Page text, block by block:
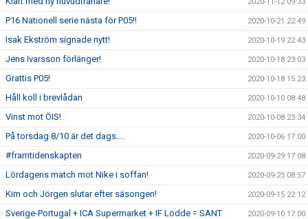
P16 Nationell serie nästa för P05!! 2020-10-21 22:49
Isak Ekström signade nytt! 2020-10-19 22:43
Jens Ivarsson förlänger! 2020-10-18 23:03
Grattis P05! 2020-10-18 15:23
Håll koll i brevlådan 2020-10-10 08:48
Vinst mot ÖIS! 2020-10-08 23:34
På torsdag 8/10 är det dags.... 2020-10-06 17:00
#framtidenskapten 2020-09-29 17:08
Lördagens match mot Nike i soffan! 2020-09-25 08:57
Kim och Jörgen slutar efter säsongen! 2020-09-15 22:12
Sverige-Portugal + ICA Supermarket + IF Lödde = SANT 2020-09-10 17:00